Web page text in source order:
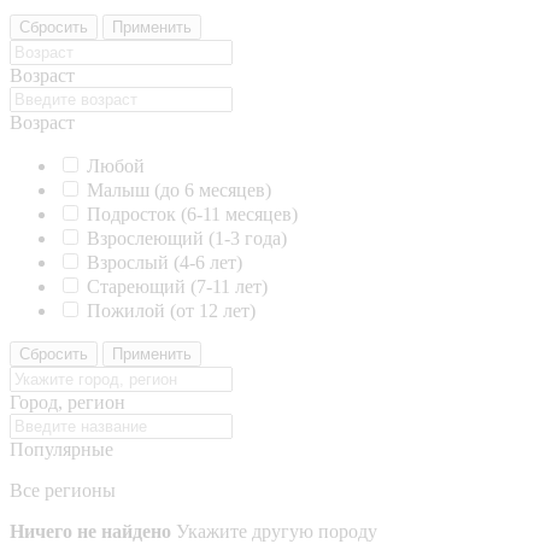
Сбросить Применить
Возраст
Возраст
Любой
Малыш (до 6 месяцев)
Подросток (6-11 месяцев)
Взрослеющий (1-3 года)
Взрослый (4-6 лет)
Стареющий (7-11 лет)
Пожилой (от 12 лет)
Сбросить Применить
Город, регион
Популярные
Все регионы
Ничего не найдено Укажите другую породу